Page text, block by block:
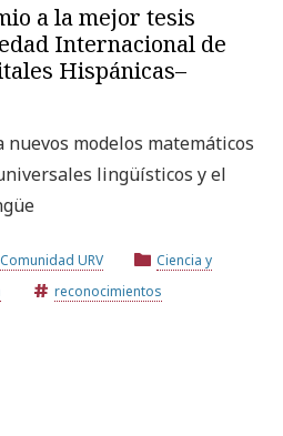
a la mejor tesis
Internacional de
Hispánicas–
modelos matemáticos
lingüísticos y el
Comunidad URV
Ciencia y
reconocimientos